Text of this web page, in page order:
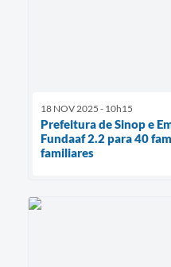
18 NOV 2025 - 10h15
Prefeitura de Sinop e
Fundaaf 2.2 para 40
familiares